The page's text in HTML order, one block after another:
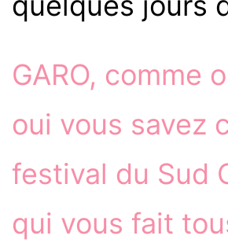
GARO, comme
oui vous savez
festival du Sud
qui vous fait